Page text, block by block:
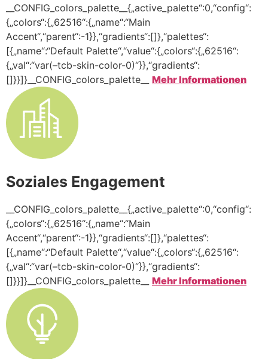
__CONFIG_colors_palette__{„active_palette“:0,“config“:
{„colors“:{„62516“:{„name“:“Main
Accent“,“parent“:-1}},“gradients“:[]},“palettes“:
[{„name“:“Default Palette“,“value“:{„colors“:{„62516“:
{„val“:“var(–tcb-skin-color-0)“}},“gradients“:
[]}}]}__CONFIG_colors_palette__ Mehr Informationen
Soziales Engagement
__CONFIG_colors_palette__{„active_palette“:0,“config“:
{„colors“:{„62516“:{„name“:“Main
Accent“,“parent“:-1}},“gradients“:[]},“palettes“:
[{„name“:“Default Palette“,“value“:{„colors“:{„62516“:
{„val“:“var(–tcb-skin-color-0)“}},“gradients“:
[]}}]}__CONFIG_colors_palette__ Mehr Informationen